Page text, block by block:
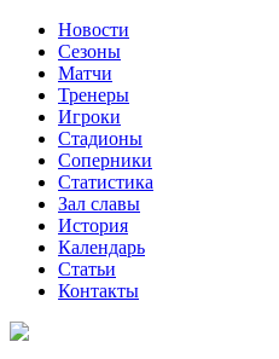
Новости
Сезоны
Матчи
Тренеры
Игроки
Стадионы
Соперники
Статистика
Зал славы
История
Календарь
Статьи
Контакты